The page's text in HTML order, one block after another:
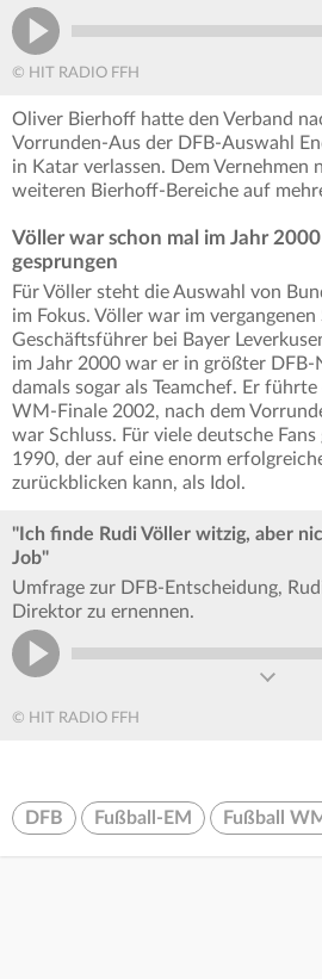
© HIT RADIO FFH
Oliver Bierhoff hatte den Verband
Vorrunden-Aus der DFB-Auswahl
in Katar verlassen. Dem Vernehmen
weiteren Bierhoff-Bereiche auf
Völler war schon mal im Jahr
gesprungen
Für Völler steht die Auswahl von
im Fokus. Völler war im vergangenen
Geschäftsführer bei Bayer
im Jahr 2000 war er in größter DFB-
damals sogar als Teamchef. Er
WM-Finale 2002, nach dem
war Schluss. Für viele deutsche
1990, der auf eine enorm
zurückblicken kann, als Idol.
"Ich finde Rudi Völler witzig, aber
Job"
Umfrage zur DFB-Entscheidung,
Direktor zu ernennen.
© HIT RADIO FFH
DFB Fußball-EM Fußball